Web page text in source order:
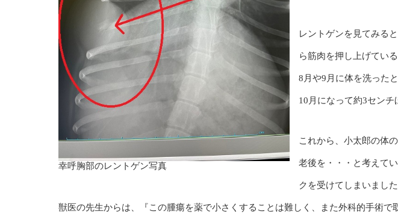
幸呼胸部のレントゲン写真
レントゲンを見てみる
ら筋肉を押し上げてい
8月や9月に体を洗った
10月になって約3センチ
これから、小太郎の体
老後を・・・と考えて
クを受けてしまいました
獣医の先生からは、『この腫瘍を薬で小さくすることは難しく、また外科的手術で